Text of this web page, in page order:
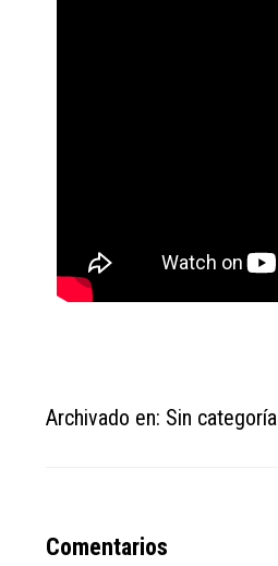
Archivado en: Sin categoría
Reader
Comentarios